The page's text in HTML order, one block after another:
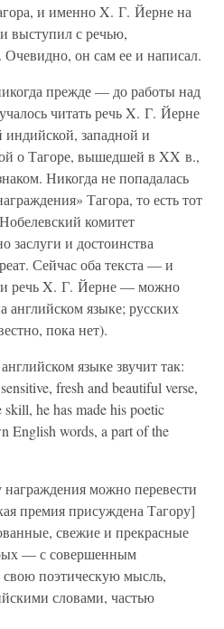
и именно X. Г. Йерне на
выступил с речью,
Очевидно, он сам ее и написал.
прежде — до работы над
читать речь X. Г. Йерне
западной и
о Тагоре, вышедшей в XX в.,
Никогда не попадалась
Тагора, то есть тот
комитет
заслуги и достоинства
Сейчас оба текста — и
и речь X. Г. Йерне — можно
английском языке; русских
пока нет).
языке звучит так:
fresh and beautiful verse,
he has made his poetic
English words, a part of the
можно перевести
премия присуждена Тагору]
свежие и прекрасные
— с совершенным
поэтическую мысль,
словами, частью